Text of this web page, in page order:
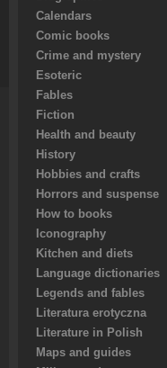
Calendars
Comic books
Crime and mystery
Esoteric
Fables
Fiction
Health and beauty
History
Hobbies and crafts
Horrors and suspense
How to books
Iconography
Kitchen and diets
Language dictionaries
Legends and fables
Literatura erotyczna
Literature in Polish
Maps and guides